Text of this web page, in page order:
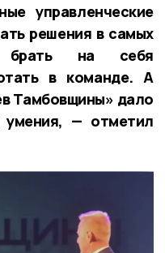
управленческие
решения в самых
брать на себя
в команде. А
Тамбовщины» дало
умения, — отметил